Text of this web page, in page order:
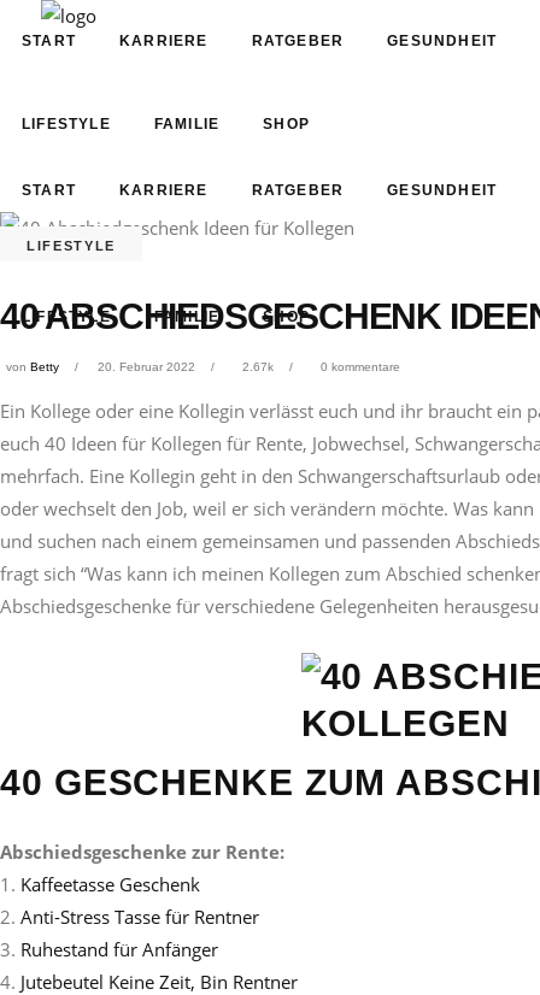
START KARRIERE RATGEBER GESUNDHEIT
LIFESTYLE FAMILIE SHOP
START KARRIERE RATGEBER GESUNDHEIT
LIFESTYLE FAMILIE SHOP
LIFESTYLE
40 ABSCHIEDSGESCHENK
von Betty 20. Februar 2022 2.67k 0 kommentare
Ein Kollege oder eine Kollegin verlässt euch und ihr braucht ein
euch 40 Ideen für Kollegen für Rente, Jobwechsel,
mehrfach. Eine Kollegin geht in den Schwangerschaftsurlaub
oder wechselt den Job, weil er sich verändern möchte. Was
und suchen nach einem gemeinsamen und passenden
fragt sich “Was kann ich meinen Kollegen zum Abschied
Abschiedsgeschenke für verschiedene Gelegenheiten
40 GESCHENKE ZUM
Abschiedsgeschenke zur Rente:
1. Kaffeetasse Geschenk
2. Anti-Stress Tasse für Rentner
3. Ruhestand für Anfänger
4. Jutebeutel Keine Zeit, Bin Rentner